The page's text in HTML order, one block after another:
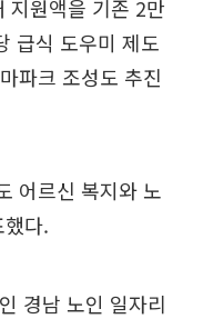
지원액을 기존 2만
급식 도우미 제도
파크 조성도 추진
어르신 복지와 노
다.
경남 노인 일자리